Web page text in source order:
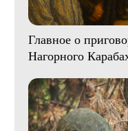
Главное о
Нагорного